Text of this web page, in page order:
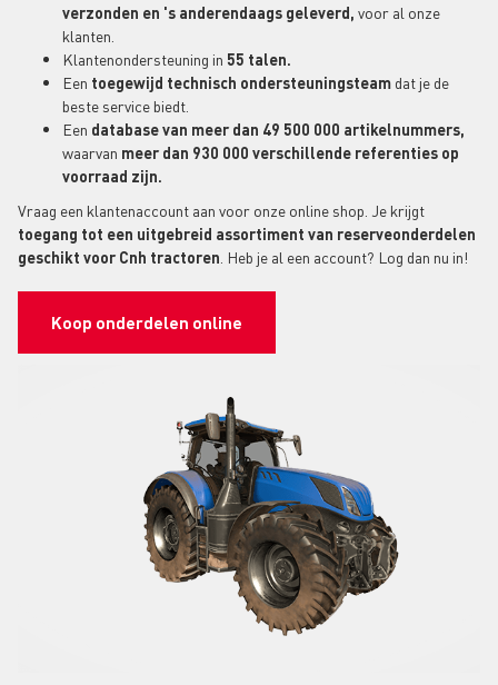
verzonden en 's anderendaags geleverd, voor al onze
klanten.
Klantenondersteuning in 55 talen.
Een toegewijd technisch ondersteuningsteam dat je de
beste service biedt.
Een database van meer dan 49 500 000 artikelnummers,
waarvan meer dan 930 000 verschillende referenties op
voorraad zijn.
Vraag een klantenaccount aan voor onze online shop. Je krijgt
toegang tot een uitgebreid assortiment van reserveonderdelen
geschikt voor Cnh tractoren . Heb je al een account? Log dan nu in!
Koop onderdelen online